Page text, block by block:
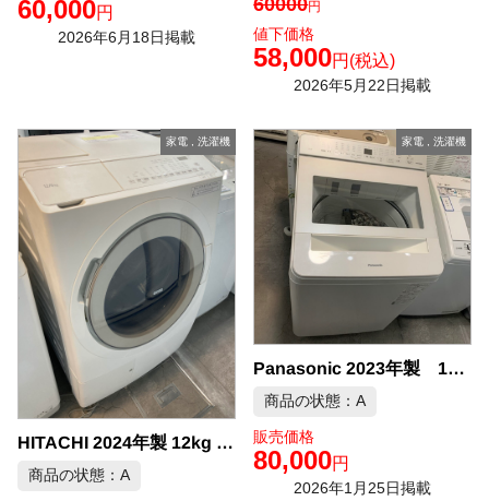
60,000円
2026年6月18日掲載
円
値下価格
58,000円 (税込)
2026年5月22日掲載
家電, 洗濯機
HITACHI 2024年製 12kg ドラム式洗濯機 中古品販売
商品の状態：A
家電 , 洗濯機
Panasonic 2023年製 12kg 全自動洗濯機 中古品販売
商品の状態：A
販売価格
80,000円
2026年1月25日掲載